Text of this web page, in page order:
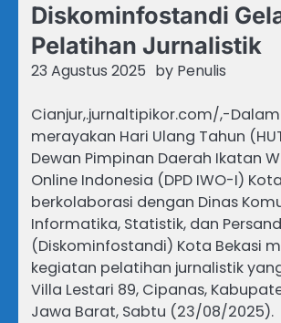
Diskominfostandi
Pelatihan Jurnalistik
23 Agustus 2025 by Penulis
Cianjur,.jurnaltipikor.com/,-
merayakan Hari Ulang Tahun
Dewan Pimpinan Daerah Ikatan
Online Indonesia (DPD IWO-I)
berkolaborasi dengan Dinas
Informatika, Statistik, dan
(Diskominfostandi) Kota Bekasi
kegiatan pelatihan jurnalistik
Villa Lestari 89, Cipanas,
Jawa Barat, Sabtu (23/08/2025).